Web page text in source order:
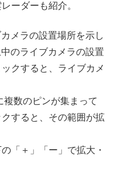
ーダーも紹介。
メラの設置場所を示し
のライブカメラの設置
クすると、ライブカメ
複数のピンが集まって
すると、その範囲が拡
「＋」「ー」で拡大・